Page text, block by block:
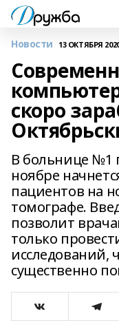
Новости 13 ОКТЯБРЯ
скоро
В больнице №1
ноябре
пациентов на
томографе.
позволит
только
исследований,
существенно